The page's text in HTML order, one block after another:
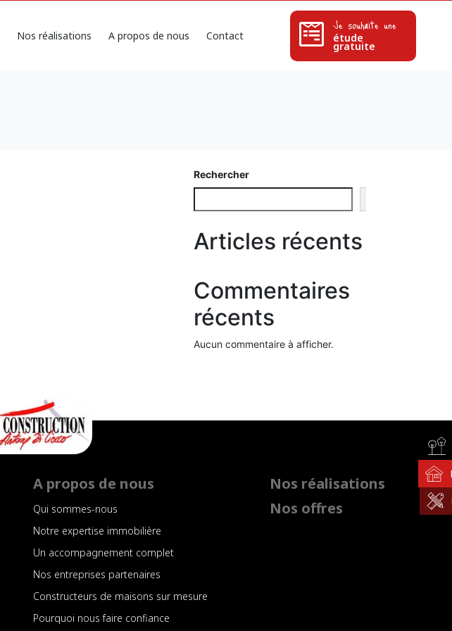
Nos réalisations A propos de nous Contact
Je souhaite une
étude
gratuite
Rechercher
Articles récents
Commentaires
récents
Aucun commentaire à afficher.
A propos de nous
Qui sommes-nous
Notre expertise immobilière
Un accompagnement complet
Nos entreprises partenaires
Constructeurs de maisons sur mesure
Pourquoi nous faire confiance
Nos réalisations
Nos offres